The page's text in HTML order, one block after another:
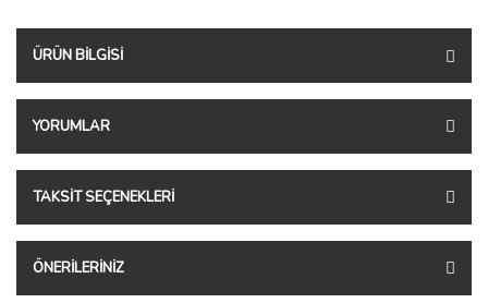
ÜRÜN BILGISI
YORUMLAR
TAKSIT SEÇENEKLERI
ÖNERILERINIZ